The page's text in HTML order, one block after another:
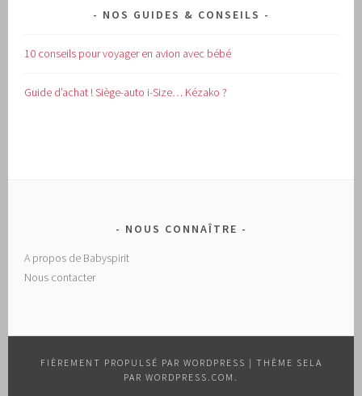
NOS GUIDES & CONSEILS
10 conseils pour voyager en avion avec bébé
Guide d’achat !Siège-auto i-Size… Kézako ?
NOUS CONNAÎTRE
A propos de Babyspirit
Nous contacter
FIÈREMENT PROPULSÉ PAR WORDPRESS | THÈME SELA
PAR WORDPRESS.COM .